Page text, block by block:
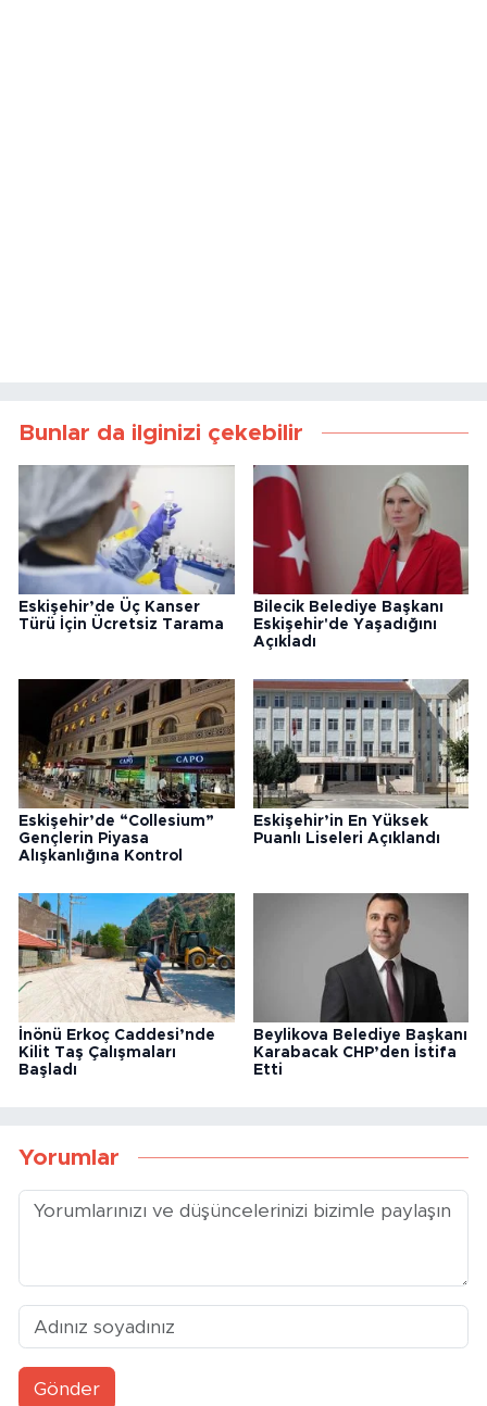
Bunlar da ilginizi çekebilir
Eskişehir’de Üç Kanser
Türü İçin Ücretsiz Tarama
Bilecik Belediye Başkanı
Eskişehir'de Yaşadığını
Açıkladı
Eskişehir’de “Collesium”
Gençlerin Piyasa
Alışkanlığına Kontrol
Eskişehir’in En Yüksek
Puanlı Liseleri Açıklandı
İnönü Erkoç Caddesi’nde
Kilit Taş Çalışmaları
Başladı
Beylikova Belediye Başkanı
Karabacak CHP’den İstifa
Etti
Yorumlar
Gönder